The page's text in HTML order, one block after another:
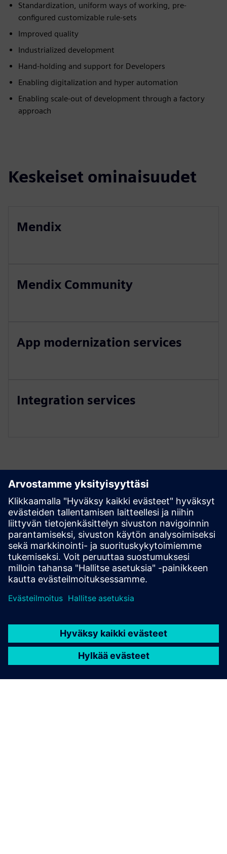
Standardization, uniform ways of working, pre-
configured customizable rule-sets
Improved quality
Industrialized development
Hand-holding and support for Developers
Enabling digitalization and hyper automation
Enabling scale-out of development through a factory
approach
Keskeiset ominaisuudet
Mendix
Mendix Community
App modernization services
Integration services
Tutustu aineistoihin ja
liittyviin tuotteisiin
Edellytykset